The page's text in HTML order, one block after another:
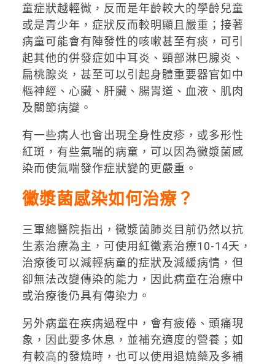
童症狀越輕微，反而是年齡較大的學齡兒童
或是青少年，症狀反而較明顯且嚴重；接著
病童可能會有陣發性的咳嗽甚至有痰，可引
起其他的併發症如中耳炎、頸部淋巴腺炎、
扁桃腺炎，甚至可以引起身體重要器官如中
樞神經、心臟、肝臟、腸胃道、血液、肌肉
及關節病變。
有一些病人也會出現全身性皮疹，或多形性
紅斑，有些氣喘的病童，可以因為黴漿菌感
染而使氣喘發作症狀變的更嚴重。
黴漿菌感染如何治療？
三軍總醫院指出，黴漿菌肺炎目前仍然以抗
生素治療為主，可使用紅黴素治療10-14天，
治療後可以減輕病童的症狀及減緩病情，但
卻無法改變傳染的能力，因此病童在治療中
或治療後仍具有傳染力。
另外病童在疾病過程中，會有疲倦、頭痛現
象，因此要多休息，並補充適度的營養；如
有較高的發燒時，也可以使用退燒藥及多補